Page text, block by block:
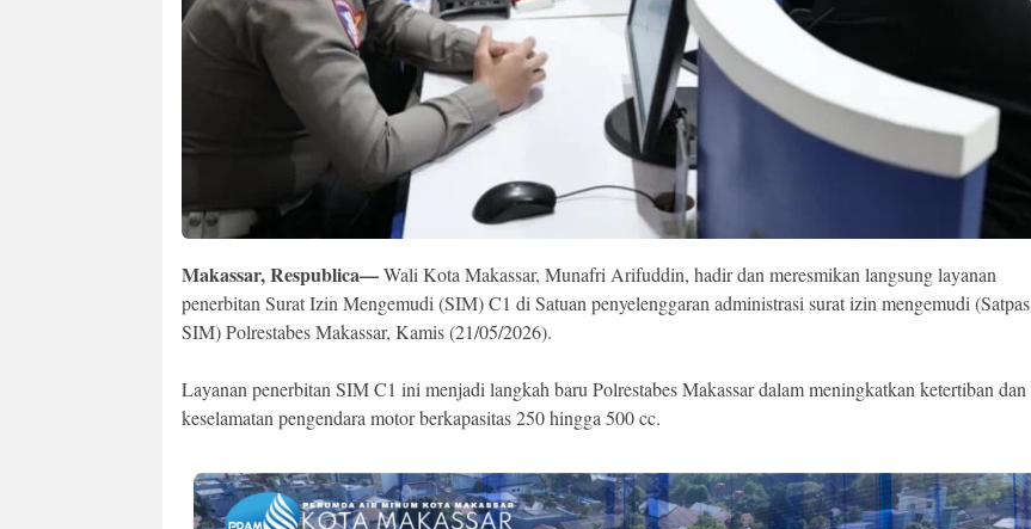
Makassar, Respublica—Wali Kota Makassar, Munafri Arifuddin, hadir dan meresmikan langsung layanan
penerbitan Surat Izin Mengemudi (SIM) C1 di Satuan penyelenggaran administrasi surat izin mengemudi (Satpas
SIM) Polrestabes Makassar, Kamis (21/05/2026).
Layanan penerbitan SIM C1 ini menjadi langkah baru Polrestabes Makassar dalam meningkatkan ketertiban dan
keselamatan pengendara motor berkapasitas 250 hingga 500 cc.